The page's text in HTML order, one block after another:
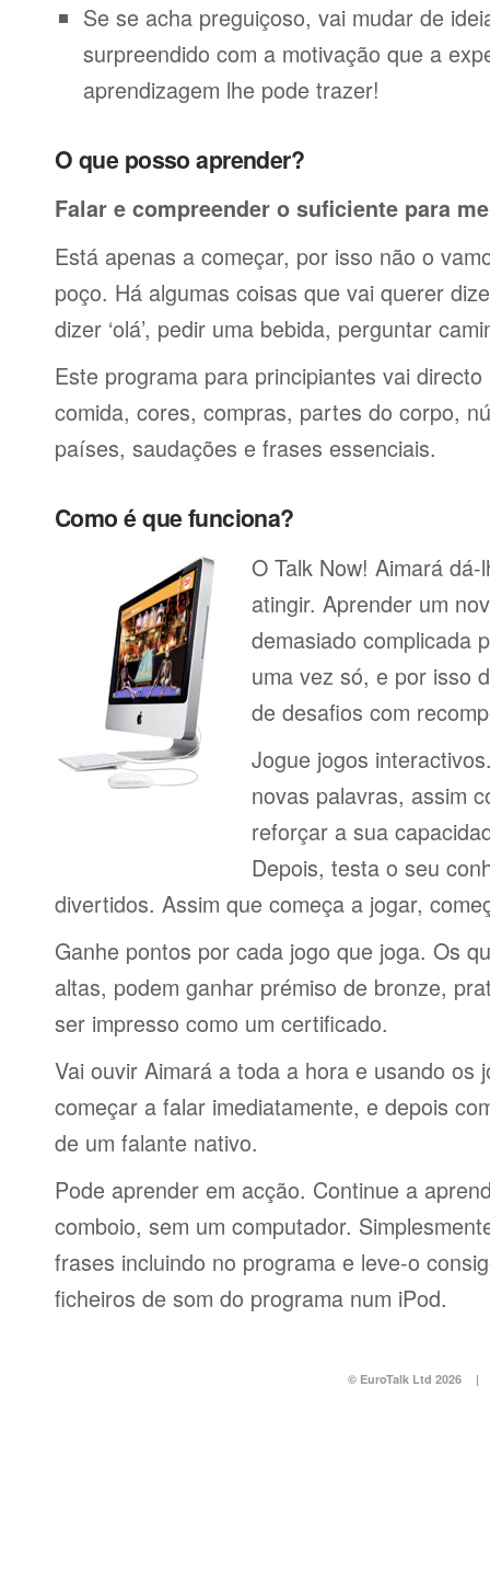
Se se acha preguiçoso, vai mudar de
surpreendido com a motivação que a
aprendizagem lhe pode trazer!
O que posso aprender?
Falar e compreender o suficiente para
Está apenas a começar, por isso não o
poço. Há algumas coisas que vai querer
dizer ‘olá’, pedir uma bebida, perguntar
Este programa para principiantes vai
comida, cores, compras, partes do corpo,
países, saudações e frases essenciais.
Como é que funciona?
O Talk Now! Aimará
atingir. Aprender um
demasiado complicada
uma vez só, e por isso
de desafios com
Jogue jogos
novas palavras, assim
reforçar a sua
Depois, testa o seu
divertidos. Assim que começa a jogar,
Ganhe pontos por cada jogo que joga. Os
altas, podem ganhar prémiso de bronze,
ser impresso como um certificado.
Vai ouvir Aimará a toda a hora e usando os
começar a falar imediatamente, e depois
de um falante nativo.
Pode aprender em acção. Continue a
comboio, sem um computador.
frases incluindo no programa e leve-o
ficheiros de som do programa num iPod.
© EuroTalk Ltd 2026 |